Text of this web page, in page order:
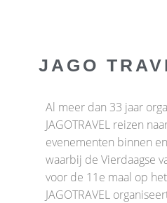
JAGO
Al meer dan 33 jaar
JAGOTRAVEL reizen
evenementen binnen
waarbij de Vierdaagse
voor de 11e maal op
JAGOTRAVEL